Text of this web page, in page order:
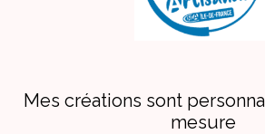
Mes créations sont
mesure